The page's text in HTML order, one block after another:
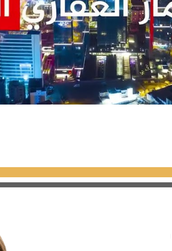
استثمارية جاهز للسكن
قرب محطة المترو قي
بورصة في منطقة